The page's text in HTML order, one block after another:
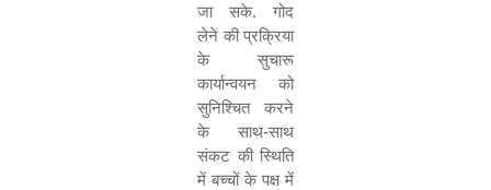
जा सके. गोद
लेने की प्रक्रिया
के सुचारू
कार्यान्वयन को
सुनिश्चित करने
के साथ-साथ
संकट की स्थिति
में बच्चों के पक्ष में